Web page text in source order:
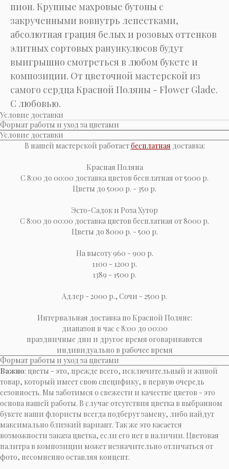
пион. Крупные махровые бутоны с
закрученными вовнутрь лепестками,
абсолютная грация белых и розовых оттенков
элитных сортовых ранункулюсов будут
выигрышно смотреться в любом букете и
композиции. От цветочной мастерской из
самого сердца Красной Поляны - Flower Glade.
С любовью.
Условие доставки
Формат работы и уход за цветами
Условие доставки
В нашей мастерской работаетбесплатная доставка:
Красная Поляна
С 8:00 до 00:00 доставка цветов бесплатная от 5000 р.
Цветы до 5000 р. - 350 р.
Эсто-Cадок и Роза Хутор
С 8:00 до 00:00 доставка цветов бесплатная от 8000 р.
Цветы до 8000 р. - 500 р.
На высоту 960 - 900 р.
1100 - 1200 р.
1389 - 1500 р.
Адлер - 2000 р., Сочи - 2500 р.
Интервальная доставка по Красной Поляне:
диапазон в час с 8:00 до 00:00
праздничные дни и другое время оговариваются
индивидуально в рабочее время
Формат работы и уход за цветами
Важно: цветы - это, прежде всего, исключительный и живой
товар, который имеет свою специфику, в первую очередь
сезонность. Мы заботимся о свежести и качестве цветов - это
основа нашей работы. В случае отсутствия цветка в выбранном
букете наши флористы всегда подберут замену, либо найдут
максимально близкий вариант. Так же это касается
возможности заказа цветка, если его нет в наличии. Цветовая
палитра в композиции может незначительно отличаться от
фото, несомненно оставляя концепт.